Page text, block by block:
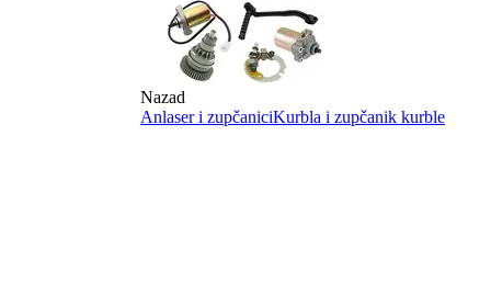
Nazad
Anlaser i zupčaniciKurbla i zupčanik kurble